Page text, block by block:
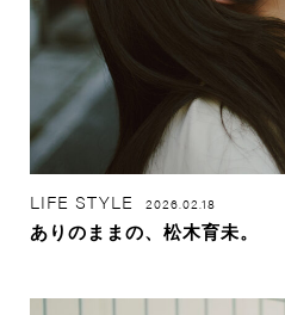
LIFE STYLE 2026.02.18
ありのままの、松木育未。